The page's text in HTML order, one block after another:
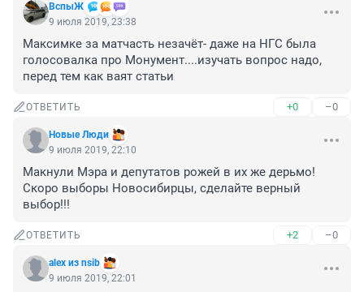
ВспыЖ
9 июля 2019, 23:38
Максимке за матчасть незачёт- даже на НГС была
голосовалка про Монумент....изучать вопрос надо,
перед тем как ваят статьи
ОТВЕТИТЬ +0 –0
Новые Люди
9 июля 2019, 22:10
Макнули Мэра и депутатов рожей в их же дерьмо!
Скоро выборы Новосибирцы, сделайте верный
выбор!!!
ОТВЕТИТЬ +2 –0
alex из nsib
9 июля 2019, 22:01